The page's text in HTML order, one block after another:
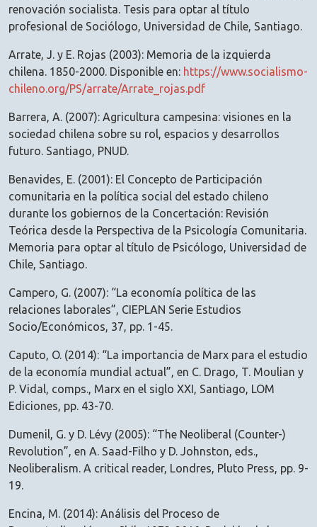
renovación socialista. Tesis para optar al título
profesional de Sociólogo, Universidad de Chile, Santiago.
Arrate, J. y E. Rojas (2003): Memoria de la izquierda
chilena. 1850-2000. Disponible en: https://www.socialismo-
chileno.org/PS/arrate/Arrate_rojas.pdf
Barrera, A. (2007): Agricultura campesina: visiones en la
sociedad chilena sobre su rol, espacios y desarrollos
futuro. Santiago, PNUD.
Benavides, E. (2001): El Concepto de Participación
comunitaria en la política social del estado chileno
durante los gobiernos de la Concertación: Revisión
Teórica desde la Perspectiva de la Psicología Comunitaria.
Memoria para optar al título de Psicólogo, Universidad de
Chile, Santiago.
Campero, G. (2007): “La economía política de las
relaciones laborales”, CIEPLAN Serie Estudios
Socio/Económicos, 37, pp. 1-45.
Caputo, O. (2014): “La importancia de Marx para el estudio
de la economía mundial actual”, en C. Drago, T. Moulian y
P. Vidal, comps., Marx en el siglo XXI, Santiago, LOM
Ediciones, pp. 43-70.
Dumenil, G. y D. Lévy (2005): “The Neoliberal (Counter-)
Revolution”, en A. Saad-Filho y D. Johnston, eds.,
Neoliberalism. A critical reader, Londres, Pluto Press, pp. 9-
19.
Encina, M. (2014): Análisis del Proceso de